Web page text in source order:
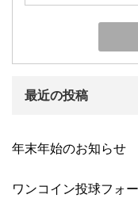
最近の投稿
年末年始のお知らせ
ワンコイン投球フォ